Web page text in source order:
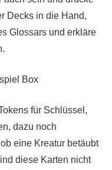
Decks in die Hand,
Glossars und erkläre
für Schlüssel,
dazu noch
eine Kreatur betäubt
diese Karten nicht